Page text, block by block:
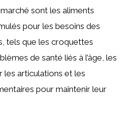
sont les aliments
pour les besoins des
tels que les croquettes
de santé liés à l’âge, les
les articulations et les
pour maintenir leur